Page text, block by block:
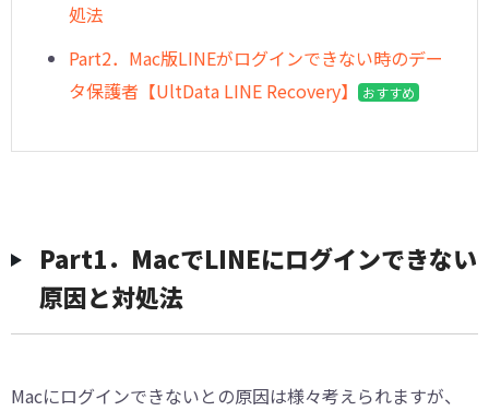
処法
Part2．Mac版LINEがログインできない時のデー
タ保護者【UltData LINE Recovery】
おすすめ
︎Part1．MacでLINEにログインできない
原因と対処法
Macにログインできないとの原因は様々考えられますが、